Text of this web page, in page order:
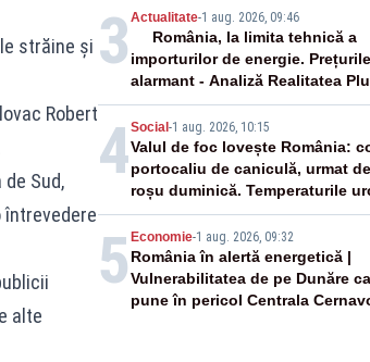
străine și
Robert
Sud,
întrevedere
alte
3 Actualitate-1 aug. 2026, 09:46
România, la limita tehnică a
importurilor de energie.
alarmant - Analiză Realitatea
4Social-1 aug. 2026, 10:15
Valul de foc lovește România:
portocaliu de caniculă, urmat
roșu duminică. Temperaturile
40°C
5 Economie-1 aug. 2026, 09:32
România în alertă energetică |
Vulnerabilitatea de pe Dunăre
pune în pericol Centrala